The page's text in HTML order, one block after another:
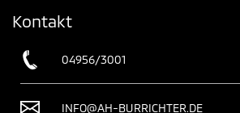
Kontakt
04956/3001
INFO@AH-BURRICHTER.DE